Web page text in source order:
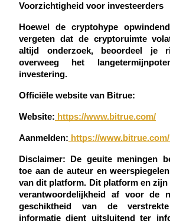
BTC Welcome Rewards
Deposit & Trade BTC to Share
Deposit CASHCAT & Win
Voorzichtigheid voor investeerders
Hoewel de cryptohype
vergeten dat de cryptoruimte
altijd onderzoek, beoordeel je
overweeg het
investering.
Officiële website van Bitrue:
Website: https://www.bitrue.com/
Aanmelden: https://
Disclaimer: De geuite meningen
toe aan de auteur en
van dit platform. Dit platform en
verantwoordelijkheid af voor de
geschiktheid van de
informatie dient uitsluitend ter